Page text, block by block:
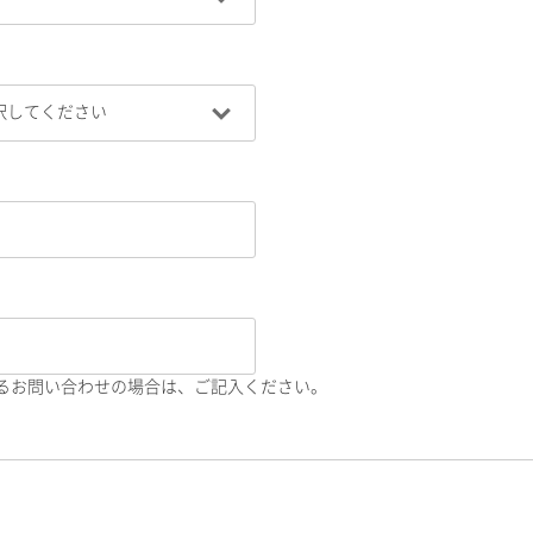
お問い合わせの場合は、ご記入ください。